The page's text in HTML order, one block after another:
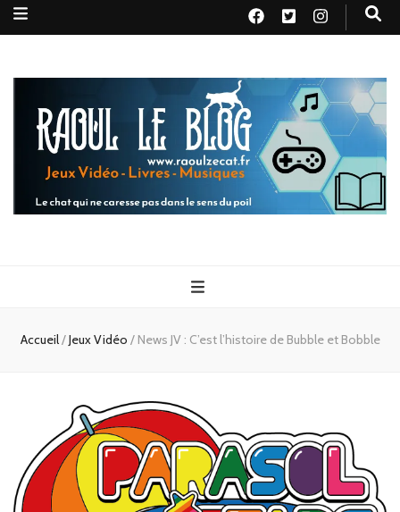
Raoul le
blog
Accueil/Jeux Vidéo / News JV : C’est l’histoire de Bubble et Bobble